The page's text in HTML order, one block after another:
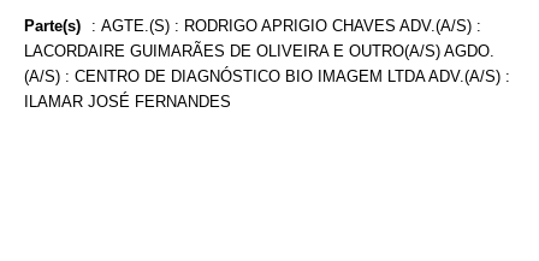
Parte(s) : AGTE.(S) : RODRIGO APRIGIO CHAVES ADV.(A/S) :
LACORDAIRE GUIMARÃES DE OLIVEIRA E OUTRO(A/S) AGDO.
(A/S) : CENTRO DE DIAGNÓSTICO BIO IMAGEM LTDA ADV.(A/S) :
ILAMAR JOSÉ FERNANDES